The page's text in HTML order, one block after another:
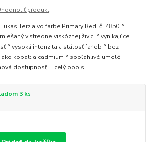
produkt
Terzia vo farbe Primary Red, č. 4850: °
v stredne viskóznej živici ° vynikajúce
° vysoká intenzita a stálosť farieb ° bez
kobalt a cadmium ° spoľahlivé umelé
dostupnosť ... celý popis
3 ks